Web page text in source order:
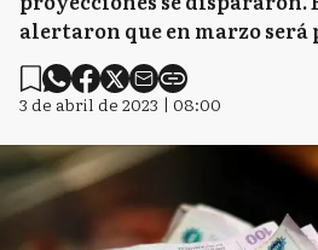
alertaron que en marzo será
3 de abril de 2023 | 08:00